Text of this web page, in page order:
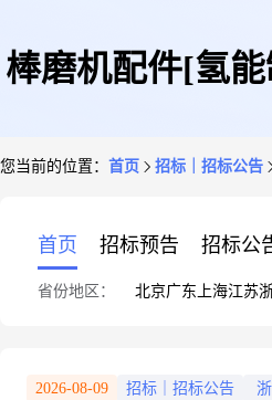
棒磨机配件[氢
您当前的位置： 首页 招标｜招标公告
首页 招标预告 招标公
省份地区： 北京广东 上海江苏
2026-08-09 招标｜招标公告